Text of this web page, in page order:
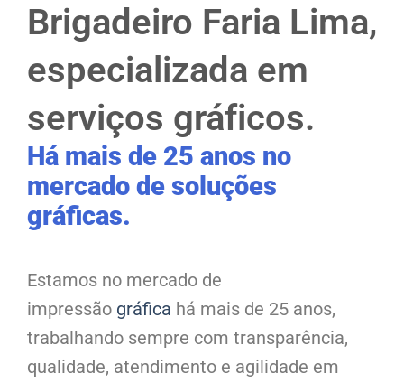
Brigadeiro Faria Lima,
especializada em
serviços gráficos.
Há mais de 25 anos no
mercado de soluções
gráficas.
Estamos no mercado de
impressão gráfica há mais de 25 anos,
trabalhando sempre com transparência,
qualidade, atendimento e agilidade em